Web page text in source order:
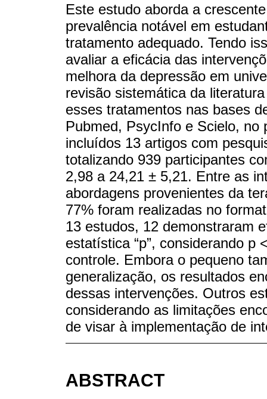
Este estudo aborda a
prevalência notável em
tratamento adequado. Tendo
avaliar a eficácia das
melhora da depressão em
revisão sistemática da
esses tratamentos nas bases
Pubmed, PsycInfo e Scielo,
incluídos 13 artigos com
totalizando 939 participantes
2,98 a 24,21 ± 5,21. Entre as
abordagens provenientes da
77% foram realizadas no
13 estudos, 12 demonstraram
estatística “p”, considerando p
controle. Embora o pequeno
generalização, os resultados
dessas intervenções. Outros
considerando as limitações
de visar à implementação de
ABSTRACT